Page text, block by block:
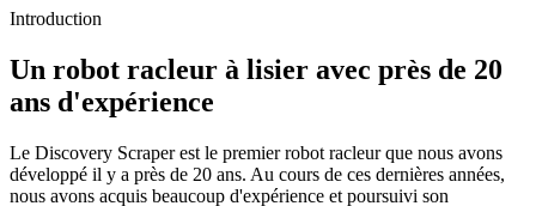
Introduction
Un robot racleur à lisier avec près de 20
ans d'expérience
Le Discovery Scraper est le premier robot racleur que nous avons
développé il y a près de 20 ans. Au cours de ces dernières années,
nous avons acquis beaucoup d'expérience et poursuivi son